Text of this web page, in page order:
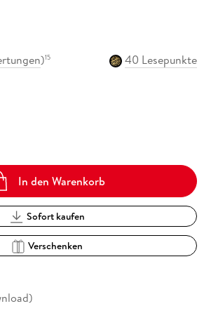
)15
40 Lesepunkte
In den Warenkorb
Sofort kaufen
Verschenken